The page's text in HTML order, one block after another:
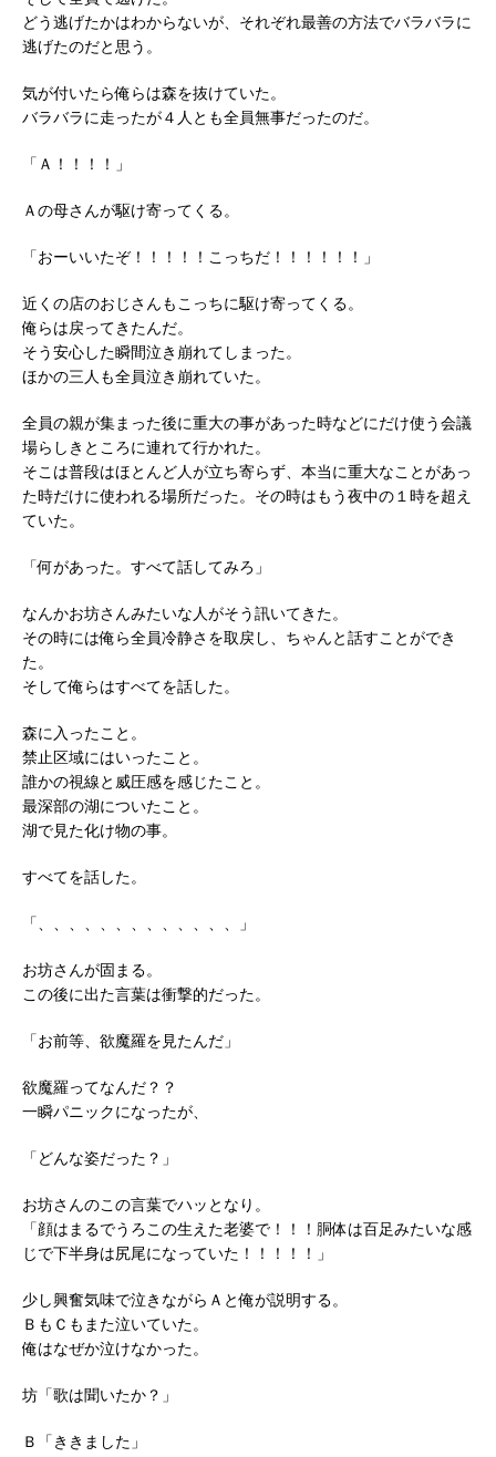
どう逃げたかはわからないが、それぞれ最善の方法でバラバラに
逃げたのだと思う。
気が付いたら俺らは森を抜けていた。
バラバラに走ったが４人とも全員無事だったのだ。
「Ａ！！！！」
Ａの母さんが駆け寄ってくる。
「おーいいたぞ！！！！！こっちだ！！！！！！」
近くの店のおじさんもこっちに駆け寄ってくる。
俺らは戻ってきたんだ。
そう安心した瞬間泣き崩れてしまった。
ほかの三人も全員泣き崩れていた。
全員の親が集まった後に重大の事があった時などにだけ使う会議
場らしきところに連れて行かれた。
そこは普段はほとんど人が立ち寄らず、本当に重大なことがあっ
た時だけに使われる場所だった。その時はもう夜中の１時を超え
ていた。
「何があった。すべて話してみろ」
なんかお坊さんみたいな人がそう訊いてきた。
その時には俺ら全員冷静さを取戻し、ちゃんと話すことができ
た。
そして俺らはすべてを話した。
森に入ったこと。
禁止区域にはいったこと。
誰かの視線と威圧感を感じたこと。
最深部の湖についたこと。
湖で見た化け物の事。
すべてを話した。
「、、、、、、、、、、、、、」
お坊さんが固まる。
この後に出た言葉は衝撃的だった。
「お前等、欲魔羅を見たんだ」
欲魔羅ってなんだ？？
一瞬パニックになったが、
「どんな姿だった？」
お坊さんのこの言葉でハッとなり。
「顔はまるでうろこの生えた老婆で！！！胴体は百足みたいな感
じで下半身は尻尾になっていた！！！！！」
少し興奮気味で泣きながらＡと俺が説明する。
ＢもＣもまた泣いていた。
俺はなぜか泣けなかった。
坊「歌は聞いたか？」
Ｂ「ききました」